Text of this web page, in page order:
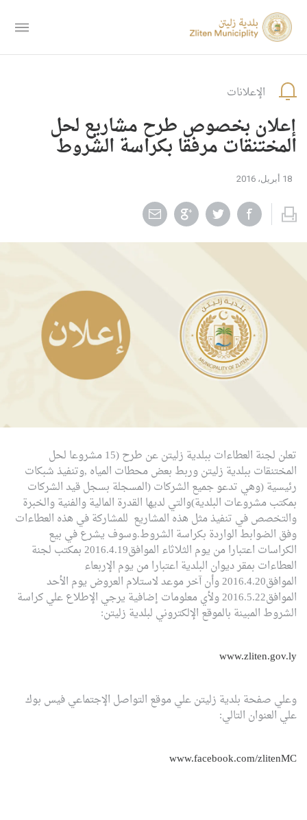
الإعلانات
إعلان بخصوص طرح مشاريع لحل
المختنقات مرفقا بكراسة الشروط
18 أبريل، 2016
تعلن لجنة العطاءات ببلدية زليتن عن طرح (15 مشروعا لحل
المختنقات ببلدية زليتن وربط بعض محطات المياه ,وتنفيذ شبكات
رئيسية (وهي تدعو جميع الشركات (المسجلة بسجل قيد الشركات
بمكتب مشروعات البلدية)والتي لديها القدرة المالية والفنية والخبرة
والتخصص في تنفيذ مثل هذه المشاريع للمشاركة في هذه العطاءات
وفق الضوابط الواردة بكراسة الشروط.وسوف يشرع في بيع
الكراسات اعتبارا من يوم الثلاثاء الموافق2016.4.19 بمكتب لجنة
العطاءات بمقر ديوان البلدية اعتبارا من يوم الإربعاء
الموافق2016.4.20 وأن آخر موعد لاستلام العروض يوم الأحد
الموافق2016.5.22 ولأي معلومات إضافية يرجي الإطلاع علي كراسة
الشروط المبينة بالموقع الإلكتروني لبلدية زليتن:
www.zliten.gov.ly
وعلي صفحة بلدية زليتن علي موقع التواصل الإجتماعي فيس بوك
علي العنوان التالي:
www.facebook.com/zlitenMC